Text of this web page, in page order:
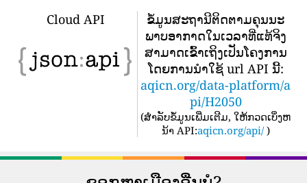
Cloud API
ຂໍ້​ມູນ​ສະ​ຖາ​ນີ​ຕິດ​ຕາມ​ຄຸນ​ນະ​
ພາບ​ອາ​ກາດ​ໃນ​ເວ​ລາ​ທີ່​ແທ້​ຈິງ​
ສາ​ມາດ​ເຂົ້າ​ເຖິງ​ເປັນ​ໂຄງ​ການ​
ໂດຍ​ການ​ນໍາ​ໃຊ້ url API ນີ້​:
aqicn.org/data-platform/a
pi/H2050
(ສໍາລັບຂໍ້ມູນເພີ່ມເຕີມ, ໃຫ້ກວດເບິ່ງຫ
ນ້າ API:aqicn.org/api/ )